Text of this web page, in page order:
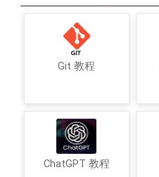
Git 教程
ChatGPT 教程